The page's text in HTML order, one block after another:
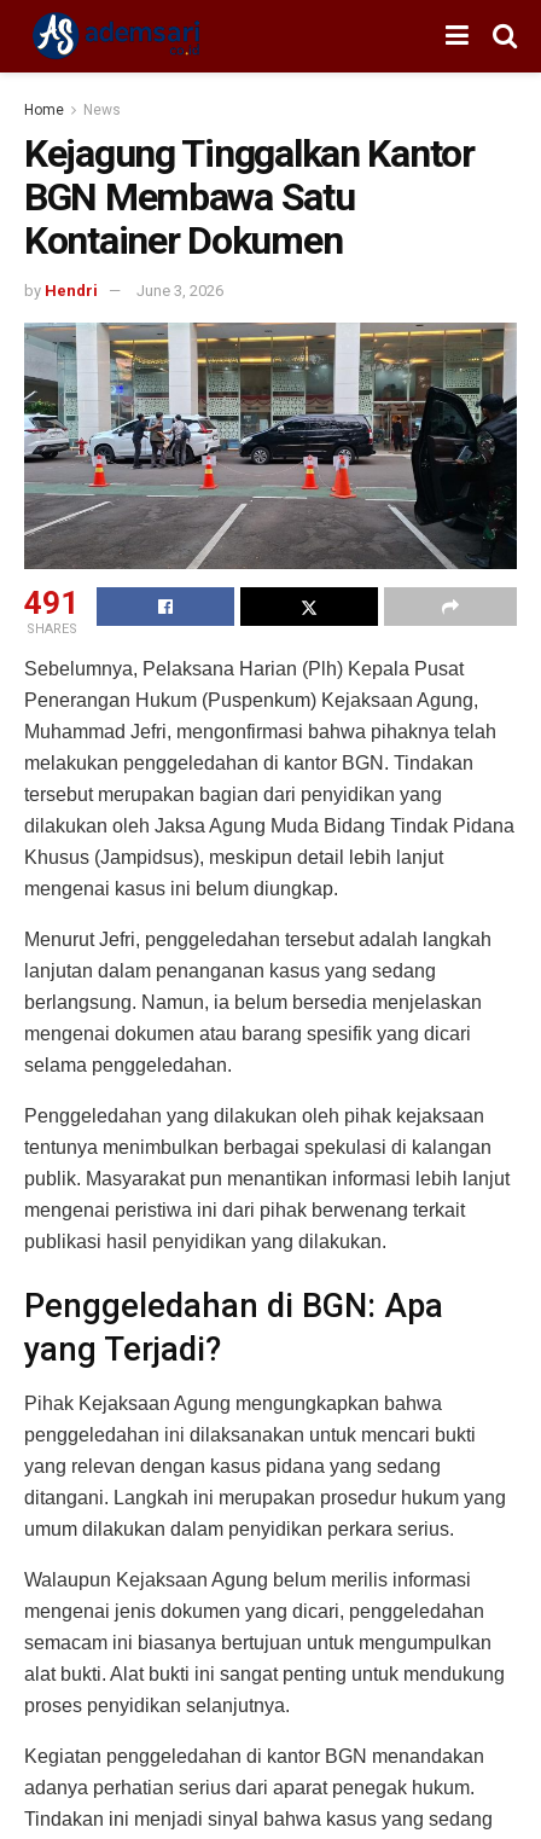
Home News
Kejagung Tinggalkan Kantor
BGN Membawa Satu
Kontainer Dokumen
by Hendri June 3, 2026
491
SHARES
Sebelumnya, Pelaksana Harian (Plh) Kepala Pusat
Penerangan Hukum (Puspenkum) Kejaksaan Agung,
Muhammad Jefri, mengonfirmasi bahwa pihaknya telah
melakukan penggeledahan di kantor BGN. Tindakan
tersebut merupakan bagian dari penyidikan yang
dilakukan oleh Jaksa Agung Muda Bidang Tindak Pidana
Khusus (Jampidsus), meskipun detail lebih lanjut
mengenai kasus ini belum diungkap.
Menurut Jefri, penggeledahan tersebut adalah langkah
lanjutan dalam penanganan kasus yang sedang
berlangsung. Namun, ia belum bersedia menjelaskan
mengenai dokumen atau barang spesifik yang dicari
selama penggeledahan.
Penggeledahan yang dilakukan oleh pihak kejaksaan
tentunya menimbulkan berbagai spekulasi di kalangan
publik. Masyarakat pun menantikan informasi lebih lanjut
mengenai peristiwa ini dari pihak berwenang terkait
publikasi hasil penyidikan yang dilakukan.
Penggeledahan di BGN: Apa
yang Terjadi?
Pihak Kejaksaan Agung mengungkapkan bahwa
penggeledahan ini dilaksanakan untuk mencari bukti
yang relevan dengan kasus pidana yang sedang
ditangani. Langkah ini merupakan prosedur hukum yang
umum dilakukan dalam penyidikan perkara serius.
Walaupun Kejaksaan Agung belum merilis informasi
mengenai jenis dokumen yang dicari, penggeledahan
semacam ini biasanya bertujuan untuk mengumpulkan
alat bukti. Alat bukti ini sangat penting untuk mendukung
proses penyidikan selanjutnya.
Kegiatan penggeledahan di kantor BGN menandakan
adanya perhatian serius dari aparat penegak hukum.
Tindakan ini menjadi sinyal bahwa kasus yang sedang